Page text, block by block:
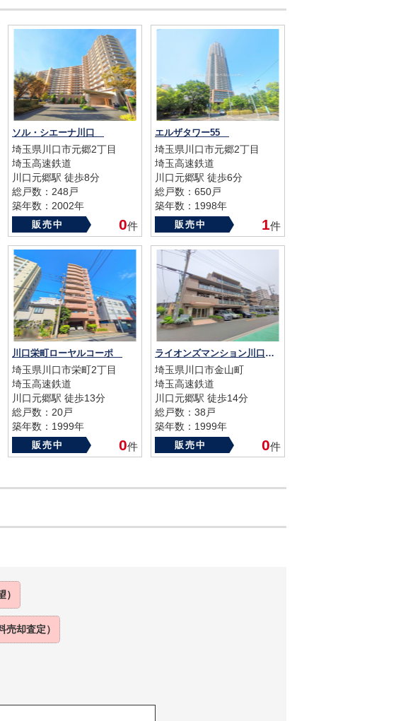
ソル・シエーナ川口
埼玉県川口市元郷2丁目
埼玉高速鉄道
川口元郷駅 徒歩8分
総戸数：248戸
築年数：2002年
販売中 0件
エルザタワー55
埼玉県川口市元郷2丁目
埼玉高速鉄道
川口元郷駅 徒歩6分
総戸数：650戸
築年数：1998年
販売中 1件
川口栄町ローヤルコーポ
埼玉県川口市栄町2丁目
埼玉高速鉄道
川口元郷駅 徒歩13分
総戸数：20戸
築年数：1999年
販売中 0件
ライオンズマンション川口南
埼玉県川口市金山町
埼玉高速鉄道
川口元郷駅 徒歩14分
総戸数：38戸
築年数：1999年
販売中 0件
売却査定）